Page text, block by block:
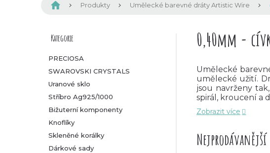
Domů Produkty Umělecké barevné dráty Artistic Wire
P
o
s
t
r
a
Přeskočit
Kategorie
PRECIOSA
SWAROVSKI CRYSTALS
Uranové sklo
Stříbro Ag925/1000
Bižuterní komponenty
Knoflíky
Skleněné korálky
Dárkové sady
0,40mm -
Umělecké
umělecké užití.
jsou navrženy
spirál, kroucení a
Umělecké
ketlovací kleště,
Zobrazit více
Nejprodávanější